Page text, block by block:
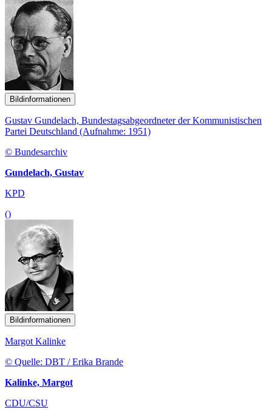
Bildinformationen
Gustav Gundelach, Bundestagsabgeordneter der Kommunistischen
Partei Deutschland (Aufnahme: 1951)
© Bundesarchiv
Gundelach, Gustav
KPD
()
Bildinformationen
Margot Kalinke
© Quelle: DBT / Erika Brande
Kalinke, Margot
CDU/CSU